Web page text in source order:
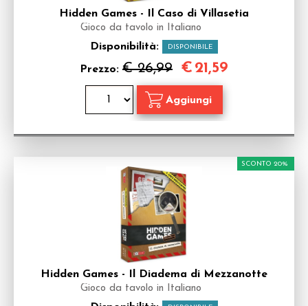
Hidden Games - Il Caso di Villasetia
Gioco da tavolo in Italiano
Disponibilità: DISPONIBILE
Prezzo: € 26,99 € 21,59
Hidden Games - Il Diadema di Mezzanotte
Gioco da tavolo in Italiano
SCONTO 20%